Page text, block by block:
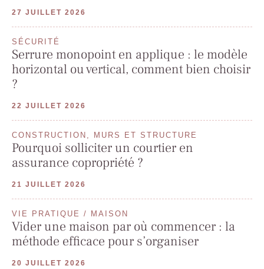
27 JUILLET 2026
SÉCURITÉ
Serrure monopoint en applique : le modèle
horizontal ou vertical, comment bien choisir
?
22 JUILLET 2026
CONSTRUCTION, MURS ET STRUCTURE
Pourquoi solliciter un courtier en
assurance copropriété ?
21 JUILLET 2026
VIE PRATIQUE / MAISON
Vider une maison par où commencer : la
méthode efficace pour s’organiser
20 JUILLET 2026